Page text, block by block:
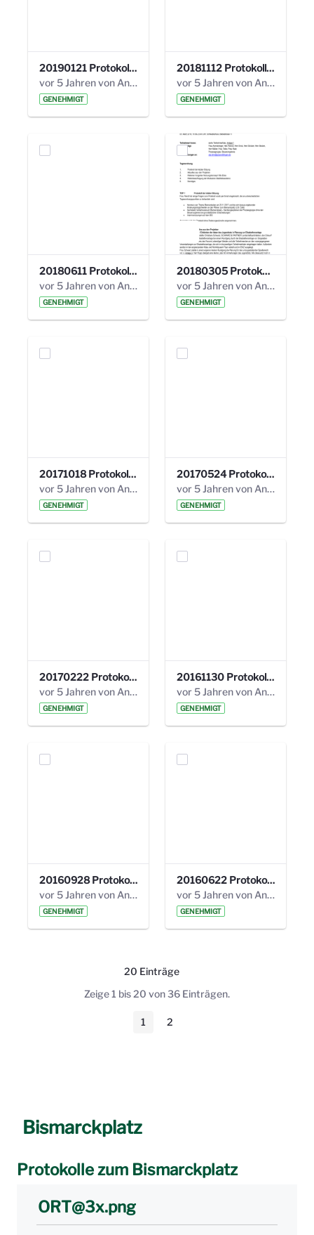
20190121 Protokoll 25. Steuerungskreis.pdf
vor 5 Jahren von Anni Schlumberger
GENEHMIGT
20181112 Protokoll 24. Steuerungskreis.pdf
vor 5 Jahren von Anni Schlumberger
GENEHMIGT
20180611 Protokoll 23. Steuerungskreis.pdf
vor 5 Jahren von Anni Schlumberger
GENEHMIGT
20180305 Protokoll 22. Steuerungskreis.pdf
vor 5 Jahren von Anni Schlumberger
GENEHMIGT
20171018 Protokoll 21. Steuerungskreis.pdf
vor 5 Jahren von Anni Schlumberger
GENEHMIGT
20170524 Protokoll 20. Steuerungskreis.pdf
vor 5 Jahren von Anni Schlumberger
GENEHMIGT
20170222 Protokoll 19. Steuerungskreis.pdf
vor 5 Jahren von Anni Schlumberger
GENEHMIGT
20161130 Protokoll 18. Steuerungskreis.pdf
vor 5 Jahren von Anni Schlumberger
GENEHMIGT
20160928 Protokoll 17. Steuerungskreis.pdf
vor 5 Jahren von Anni Schlumberger
GENEHMIGT
20160622 Protokoll 16. Steuerungskreis.pdf
vor 5 Jahren von Anni Schlumberger
GENEHMIGT
20 Einträge
Pro Seite
Zeige 1 bis 20 von 36 Einträgen.
Seite
1 Seite
2
Bismarckplatz
Protokolle zum Bismarckplatz
ORT@3x.png